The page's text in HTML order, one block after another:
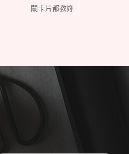
關卡片都教妳